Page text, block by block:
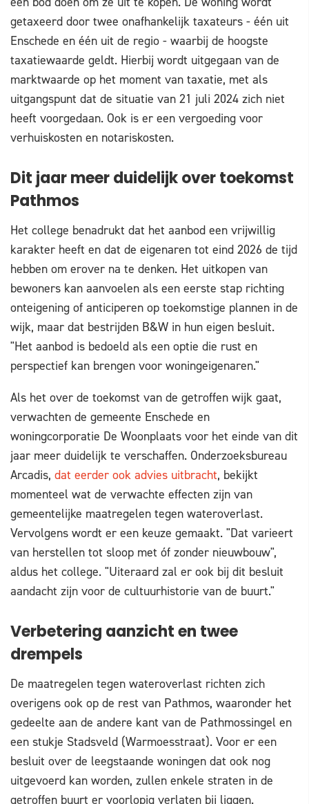
getaxeerd door twee onafhankelijk taxateurs - één uit
Enschede en één uit de regio - waarbij de hoogste
taxatiewaarde geldt. Hierbij wordt uitgegaan van de
marktwaarde op het moment van taxatie, met als
uitgangspunt dat de situatie van 21 juli 2024 zich niet
heeft voorgedaan. Ook is er een vergoeding voor
verhuiskosten en notariskosten.
Dit jaar meer duidelijk over toekomst
Pathmos
Het college benadrukt dat het aanbod een vrijwillig
karakter heeft en dat de eigenaren tot eind 2026 de tijd
hebben om erover na te denken. Het uitkopen van
bewoners kan aanvoelen als een eerste stap richting
onteigening of anticiperen op toekomstige plannen in de
wijk, maar dat bestrijden B&W in hun eigen besluit.
"Het aanbod is bedoeld als een optie die rust en
perspectief kan brengen voor woningeigenaren."
Als het over de toekomst van de getroffen wijk gaat,
verwachten de gemeente Enschede en
woningcorporatie De Woonplaats voor het einde van dit
jaar meer duidelijk te verschaffen. Onderzoeksbureau
Arcadis, dat eerder ook advies uitbracht, bekijkt
momenteel wat de verwachte effecten zijn van
gemeentelijke maatregelen tegen wateroverlast.
Vervolgens wordt er een keuze gemaakt. "Dat varieert
van herstellen tot sloop met óf zonder nieuwbouw",
aldus het college. "Uiteraard zal er ook bij dit besluit
aandacht zijn voor de cultuurhistorie van de buurt."
Verbetering aanzicht en twee
drempels
De maatregelen tegen wateroverlast richten zich
overigens ook op de rest van Pathmos, waaronder het
gedeelte aan de andere kant van de Pathmossingel en
een stukje Stadsveld (Warmoesstraat). Voor er een
besluit over de leegstaande woningen dat ook nog
uitgevoerd kan worden, zullen enkele straten in de
getroffen buurt er voorlopig verlaten bij liggen.